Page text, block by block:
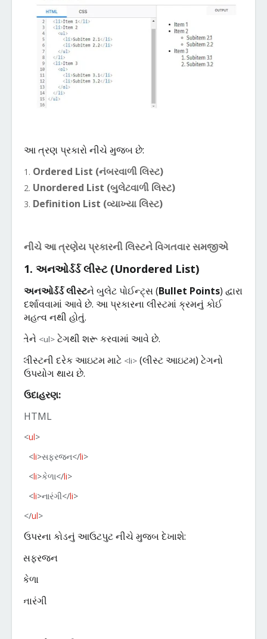
આત્રણપ્રકારોનીચે મુજબ છે:
Ordered List (નંબરવાળી લિસ્ટ)
Unordered List (બુલેટવાળી લિસ્ટ)
Definition List (વ્યાખ્યા લિસ્ટ)
નીચેઆત્રણેયપ્રકારની લિસ્ટને વિગતવારસમજીએ
1. અનઓર્ડર્ડ લીસ્ટ(Unordered List)
અનઓર્ડર્ડલીસ્ટનેબુલેટપોઈન્ટ્સ(Bullet Points) દ્વારા
દર્શાવવામાંઆવેછે. આપ્રકારનાલીસ્ટમાંક્રમનુંકોઈ
મહત્વનથી હોતું.
તેને <ul> ટેગથી શરૂકરવામાંઆવેછે.
લીસ્ટની દરેકઆઇટમમાટે <li> (લીસ્ટઆઇટમ) ટેગનો
ઉપયોગ થાયછે.
ઉદાહરણ:
HTML
<ul>
<li>સફરજન</li>
<li>કેળા</li>
<li>નારંગી</li>
</ul>
ઉપરનાકોડનુંઆઉટપુટનીચે મુજબ દેખાશે:
સફરજન
કેળા
નારંગી